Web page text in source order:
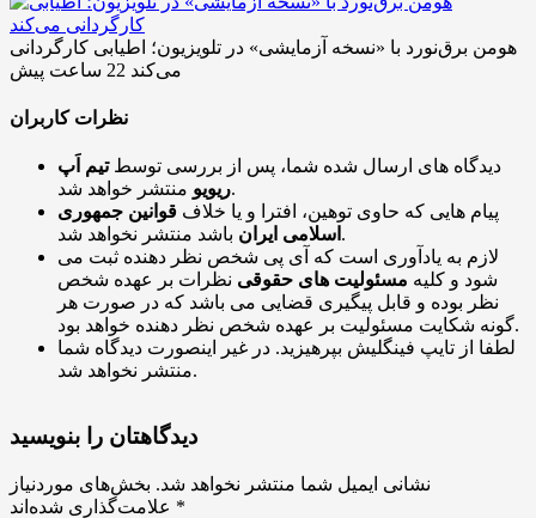
هومن برق‌نورد با «نسخه آزمایشی» در تلویزیون؛ اطیابی کارگردانی
می‌کند 22 ساعت پیش
نظرات کاربران
دیدگاه های ارسال شده شما، پس از بررسی توسطتیم اَپ
ریویومنتشر خواهد شد.
پیام هایی که حاوی توهین، افترا و یا خلاف قوانین جمهوری
اسلامی ایران باشد منتشر نخواهد شد.
لازم به یادآوری است که آی پی شخص نظر دهنده ثبت می
شود و کلیه مسئولیت های حقوقی نظرات بر عهده شخص
نظر بوده و قابل پیگیری قضایی می باشد که در صورت هر
گونه شکایت مسئولیت بر عهده شخص نظر دهنده خواهد بود.
لطفا از تایپ فینگلیش بپرهیزید. در غیر اینصورت دیدگاه شما
منتشر نخواهد شد.
دیدگاهتان را بنویسید
نشانی ایمیل شما منتشر نخواهد شد. بخش‌های موردنیاز
*